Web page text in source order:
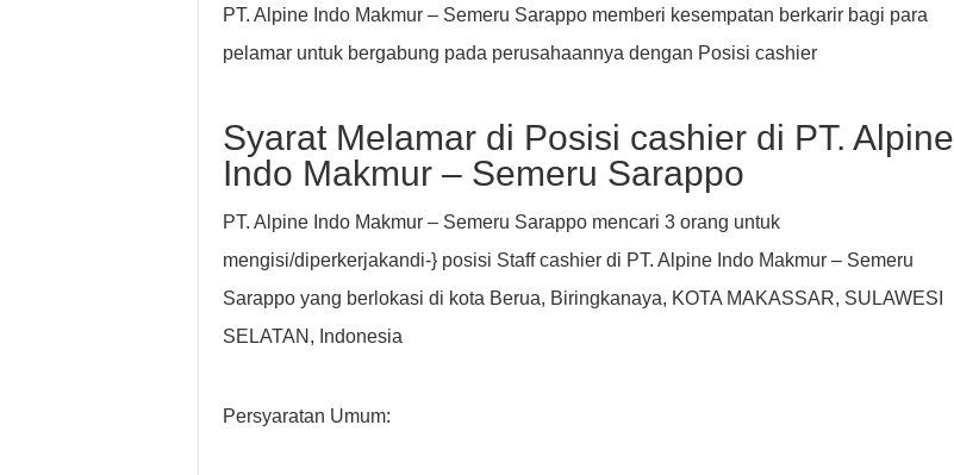
PT. Alpine Indo Makmur – Semeru Sarappo memberi kesempatan berkarir bagi para
pelamar untuk bergabung pada perusahaannya dengan Posisi cashier
Syarat Melamar di Posisi cashier di PT. Alpine
Indo Makmur – Semeru Sarappo
PT. Alpine Indo Makmur – Semeru Sarappo mencari 3 orang untuk
mengisi/diperkerjakandi-} posisi Staff cashier di PT. Alpine Indo Makmur – Semeru
Sarappo yang berlokasi di kota Berua, Biringkanaya, KOTA MAKASSAR, SULAWESI
SELATAN, Indonesia
Persyaratan Umum: